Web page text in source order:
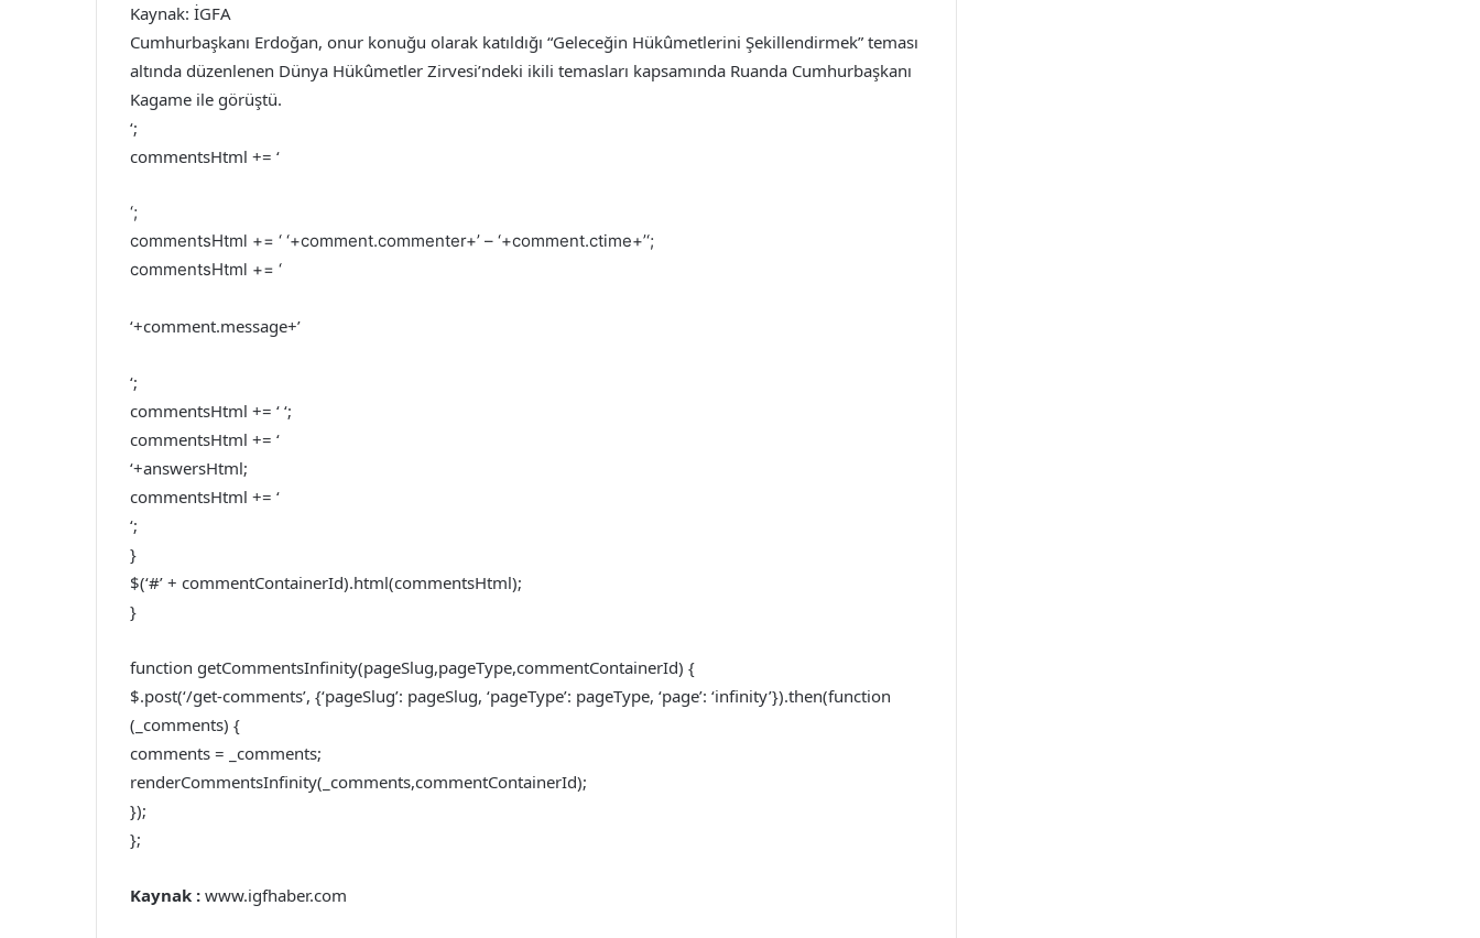
Kaynak: İGFA
Cumhurbaşkanı Erdoğan, onur konuğu olarak katıldığı “Geleceğin Hükûmetlerini Şekillendirmek” teması
altında düzenlenen Dünya Hükûmetler Zirvesi’ndeki ikili temasları kapsamında Ruanda Cumhurbaşkanı
Kagame ile görüştü.
‘;
commentsHtml += ‘
‘;
commentsHtml += ‘ ‘+comment.commenter+’ – ‘+comment.ctime+’‘;
commentsHtml += ‘
‘+comment.message+’
‘;
commentsHtml += ‘ ‘;
commentsHtml += ‘
‘+answersHtml;
commentsHtml += ‘
‘;
}
$(‘#’ + commentContainerId).html(commentsHtml);
}
function getCommentsInfinity(pageSlug,pageType,commentContainerId) {
$.post(‘/get-comments’, {‘pageSlug’: pageSlug, ‘pageType’: pageType, ‘page’: ‘infinity’}).then(function
(_comments) {
comments = _comments;
renderCommentsInfinity(_comments,commentContainerId);
});
};
Kaynak : www.igfhaber.com